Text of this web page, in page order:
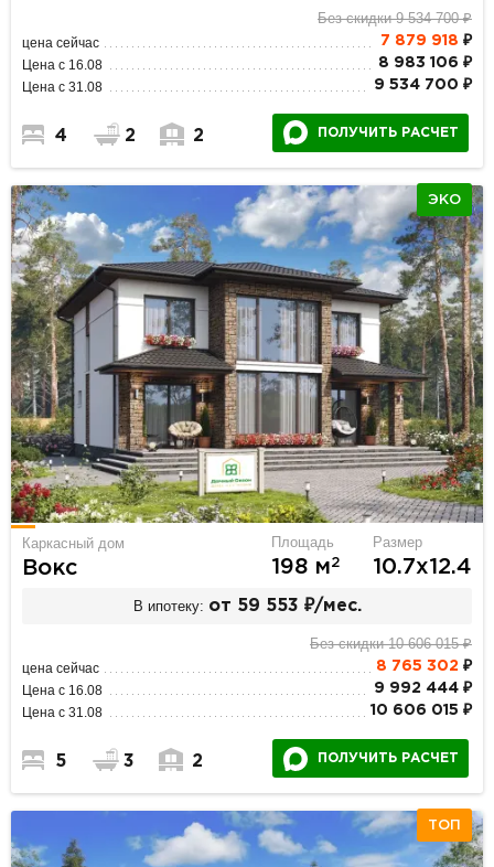
Без скидки 9 534 700 ₽
цена сейчас 7 879 918 ₽
Цена с 16.08 8 983 106 ₽
Цена с 31.08 9 534 700 ₽
4 2 2 ПОЛУЧИТЬ РАСЧЕТ
ЭКО
Каркасный дом
Вокс
Площадь
198 м2
Размер
10.7х12.4
В ипотеку: от 59 553 ₽/мес.
Без скидки 10 606 015 ₽
цена сейчас 8 765 302₽
Цена с 16.08 9 992 444 ₽
Цена с 31.08 10 606 015 ₽
5 3 2 ПОЛУЧИТЬ РАСЧЕТ
ТОП